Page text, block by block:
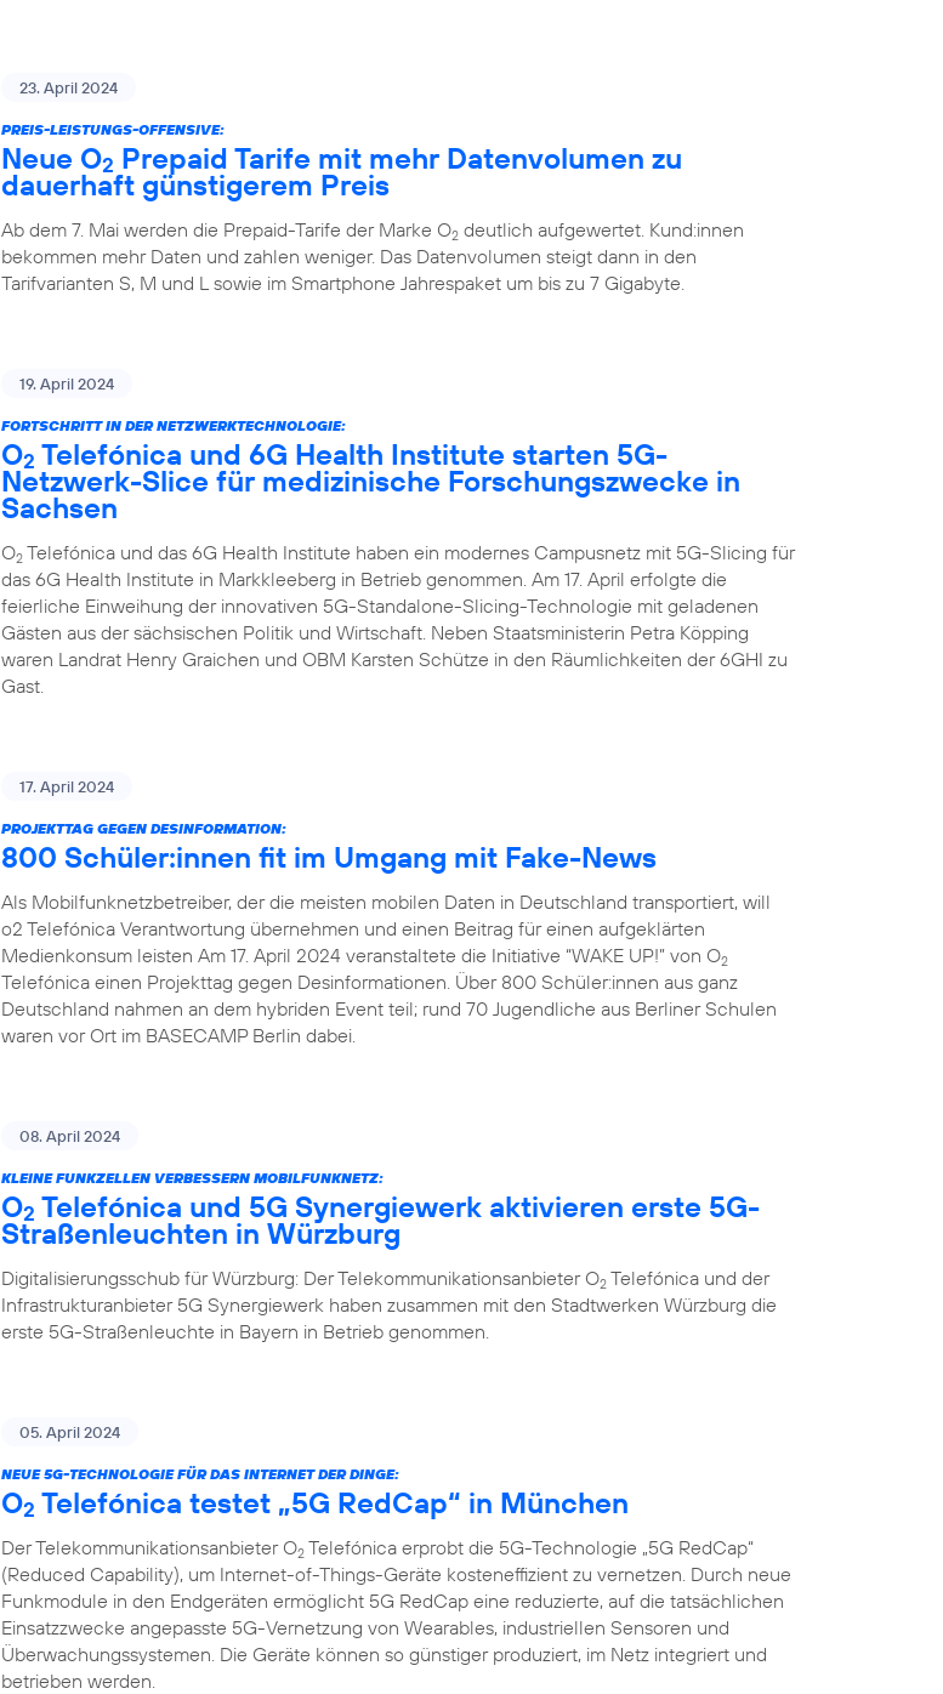
23. April 2024
PREIS-LEISTUNGS-OFFENSIVE:
Neue O2 Prepaid Tarife mit mehr Datenvolumen zu
dauerhaft günstigerem Preis
Ab dem 7. Mai werden die Prepaid-Tarife der Marke O2 deutlich aufgewertet. Kund:innen
bekommen mehr Daten und zahlen weniger. Das Datenvolumen steigt dann in den
Tarifvarianten S, M und L sowie im Smartphone Jahrespaket um bis zu 7 Gigabyte.
19. April 2024
FORTSCHRITT IN DER NETZWERKTECHNOLOGIE:
O2 Telefónica und 6G Health Institute starten 5G-
Netzwerk-Slice für medizinische Forschungszwecke in
Sachsen
O2 Telefónica und das 6G Health Institute haben ein modernes Campusnetz mit 5G-Slicing für
das 6G Health Institute in Markkleeberg in Betrieb genommen. Am 17. April erfolgte die
feierliche Einweihung der innovativen 5G-Standalone-Slicing-Technologie mit geladenen
Gästen aus der sächsischen Politik und Wirtschaft. Neben Staatsministerin Petra Köpping
waren Landrat Henry Graichen und OBM Karsten Schütze in den Räumlichkeiten der 6GHI zu
Gast.
17. April 2024
PROJEKTTAG GEGEN DESINFORMATION:
800 Schüler:innen fit im Umgang mit Fake-News
Als Mobilfunknetzbetreiber, der die meisten mobilen Daten in Deutschland transportiert, will
o2 Telefónica Verantwortung übernehmen und einen Beitrag für einen aufgeklärten
Medienkonsum leisten Am 17. April 2024 veranstaltete die Initiative “WAKE UP!” von O2
Telefónica einen Projekttag gegen Desinformationen. Über 800 Schüler:innen aus ganz
Deutschland nahmen an dem hybriden Event teil; rund 70 Jugendliche aus Berliner Schulen
waren vor Ort im BASECAMP Berlin dabei.
08. April 2024
KLEINE FUNKZELLEN VERBESSERN MOBILFUNKNETZ:
O2 Telefónica und 5G Synergiewerk aktivieren erste 5G-
Straßenleuchten in Würzburg
Digitalisierungsschub für Würzburg: Der Telekommunikationsanbieter O2 Telefónica und der
Infrastrukturanbieter 5G Synergiewerk haben zusammen mit den Stadtwerken Würzburg die
erste 5G-Straßenleuchte in Bayern in Betrieb genommen.
05. April 2024
NEUE 5G-TECHNOLOGIE FÜR DAS INTERNET DER DINGE:
O2 Telefónica testet „5G RedCap“ in München
Der Telekommunikationsanbieter O2 Telefónica erprobt die 5G-Technologie „5G RedCap“
(Reduced Capability), um Internet-of-Things-Geräte kosteneffizient zu vernetzen. Durch neue
Funkmodule in den Endgeräten ermöglicht 5G RedCap eine reduzierte, auf die tatsächlichen
Einsatzzwecke angepasste 5G-Vernetzung von Wearables, industriellen Sensoren und
Überwachungssystemen. Die Geräte können so günstiger produziert, im Netz integriert und
betrieben werden.